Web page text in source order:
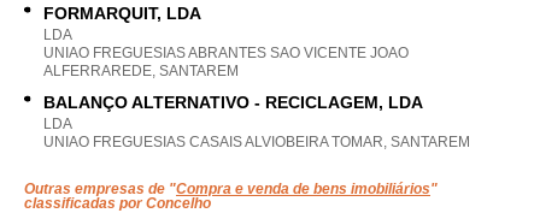
FORMARQUIT, LDA
LDA
UNIAO FREGUESIAS ABRANTES SAO VICENTE JOAO
ALFERRAREDE, SANTAREM
BALANÇO ALTERNATIVO - RECICLAGEM, LDA
LDA
UNIAO FREGUESIAS CASAIS ALVIOBEIRA TOMAR, SANTAREM
Outras empresas de "Compra e venda de bens imobiliários"
classificadas por Concelho